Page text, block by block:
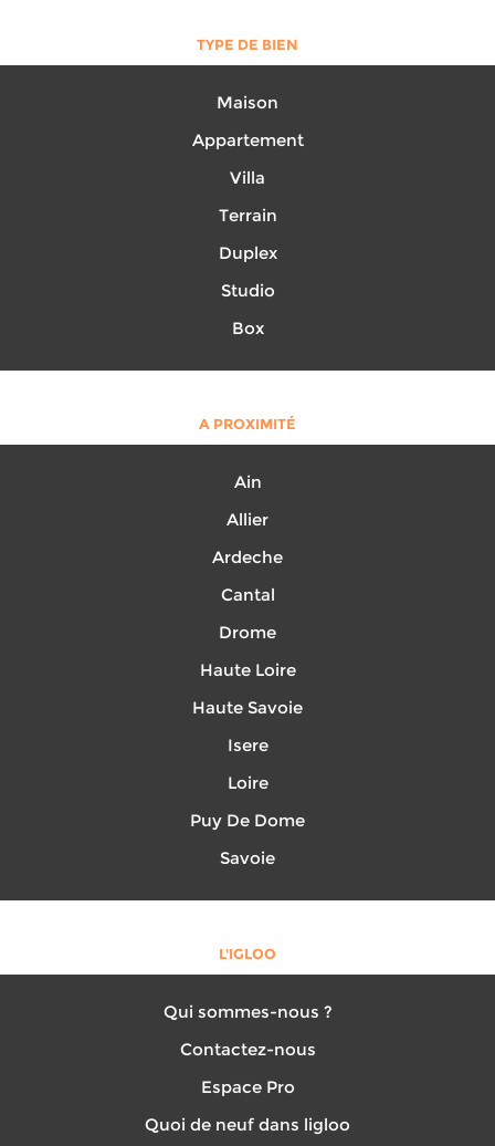
TYPE DE BIEN
Maison
Appartement
Villa
Terrain
Duplex
Studio
Box
A PROXIMITÉ
Ain
Allier
Ardeche
Cantal
Drome
Haute Loire
Haute Savoie
Isere
Loire
Puy De Dome
Savoie
L'IGLOO
Qui sommes-nous ?
Contactez-nous
Espace Pro
Quoi de neuf dans ligloo